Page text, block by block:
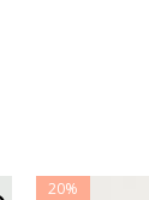
20%